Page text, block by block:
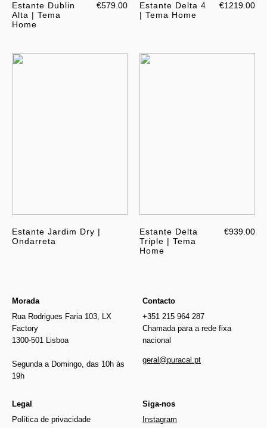
Estante Dublin
Alta | Tema
Home
€579.00
Estante Delta 4
| Tema Home
€1219.00
Estante Jardim Dry |
Ondarreta
Estante Delta
Triple | Tema
Home
€939.00
Morada
Rua Rodrigues Faria 103, LX
Factory
1300-501 Lisboa
Segunda a Domingo, das 10h às
19h
Contacto
+351 215 964 287
Chamada para a rede fixa
nacional
geral@puracal.pt
Legal
Política de privacidade
Siga-nos
Instagram